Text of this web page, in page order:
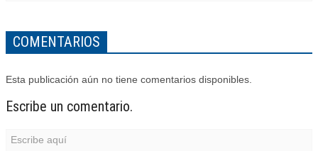
COMENTARIOS
Esta publicación aún no tiene comentarios disponibles.
Escribe un comentario.